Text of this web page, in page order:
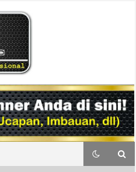
DM1